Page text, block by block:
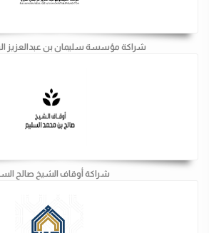
شراكة مؤسسة سليمان بن عبدالعزيز
شراكة أوقاف الشيخ صالح